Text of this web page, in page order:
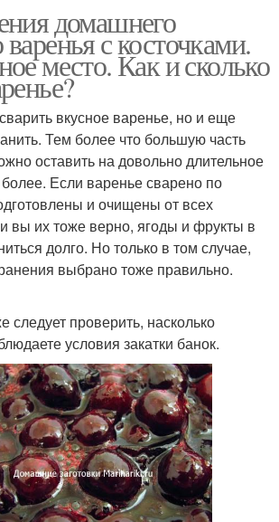
домашнего
с косточками.
место. Как и сколько
вкусное варенье, но и еще
Тем более что большую часть
оставить на довольно длительное
Если варенье сварено по
и очищены от всех
вы их тоже верно, ягоды и фрукты в
долго. Но только в том случае,
выбрано тоже правильно.
следует проверить, насколько
условия закатки банок.